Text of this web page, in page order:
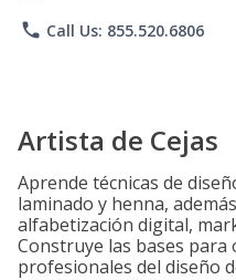
phone Call Us: 855.520.6806
Artista de Cejas
Aprende técnicas de
laminado y henna,
alfabetización digital,
Construye las bases para
profesionales del diseño